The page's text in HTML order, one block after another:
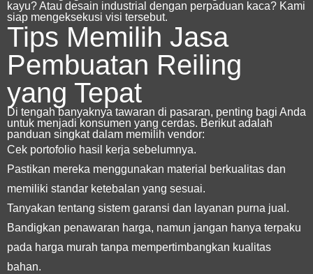
kayu? Atau desain industrial dengan perpaduan kaca? Kami
siap mengeksekusi visi tersebut.
Tips Memilih Jasa
Pembuatan Reiling
yang Tepat
Di tengah banyaknya tawaran di pasaran, penting bagi Anda
untuk menjadi konsumen yang cerdas. Berikut adalah
panduan singkat dalam memilih vendor:
Cek portofolio hasil kerja sebelumnya.
Pastikan mereka menggunakan material berkualitas dan
memiliki standar ketebalan yang sesuai.
Tanyakan tentang sistem garansi dan layanan purna jual.
Bandigkan penawaran harga, namun jangan hanya terpaku
pada harga murah tanpa mempertimbangkan kualitas
bahan.